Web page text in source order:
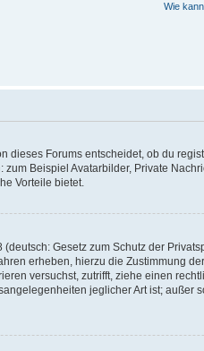
Wie
Forums entscheidet, ob du
Beispiel Avatarbilder, Private
Vorteile bietet.
Gesetz zum Schutz der
erheben, hierzu die Zustimmung
versuchst, zutrifft, ziehe einen
jeglicher Art ist;